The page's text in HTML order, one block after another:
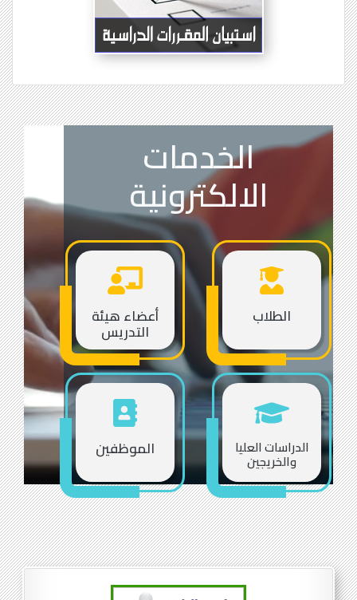
الخدمات
الالكترونية
الطلاب أعضاء هيئة
التدريس
الدراسات العليا
والخريجين
الموظفين